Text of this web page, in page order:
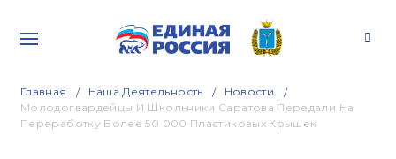
Главная Наша Деятельность
Новости
Молодогвардейцы И Школьники Саратова Передали На
Переработку Более 50 000 Пластиковых Крышек